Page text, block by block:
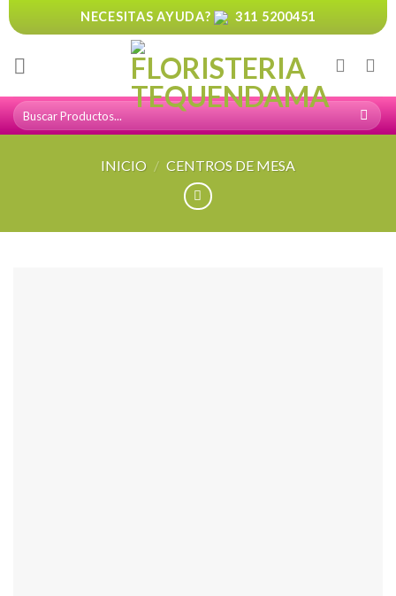
to
content
NECESITAS AYUDA? 311 5200451
Buscar
por:
INICIO / CENTROS DE MESA